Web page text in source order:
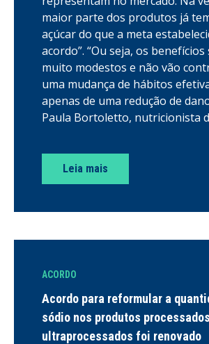
maior parte dos produtos já
açúcar do que a meta
acordo”. “Ou seja, os benefícios
muito modestos e não vão
uma mudança de hábitos
apenas de uma redução de
Paula Bortoletto, nutricionista
Leia mais
ACORDO
Acordo para reformular a
sódio nos produtos
ultraprocessados foi renovado